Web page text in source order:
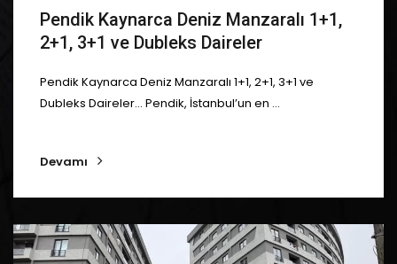
Pendik Kaynarca Deniz Manzaralı 1+1,
2+1, 3+1 ve Dubleks Daireler
Pendik Kaynarca Deniz Manzaralı 1+1, 2+1, 3+1 ve
Dubleks Daireler... Pendik, İstanbul’un en ...
Devamı